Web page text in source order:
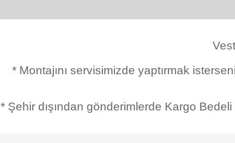
* Montajını servisimizde yaptırmak
* Şehir dışından gönderimlerde Kargo